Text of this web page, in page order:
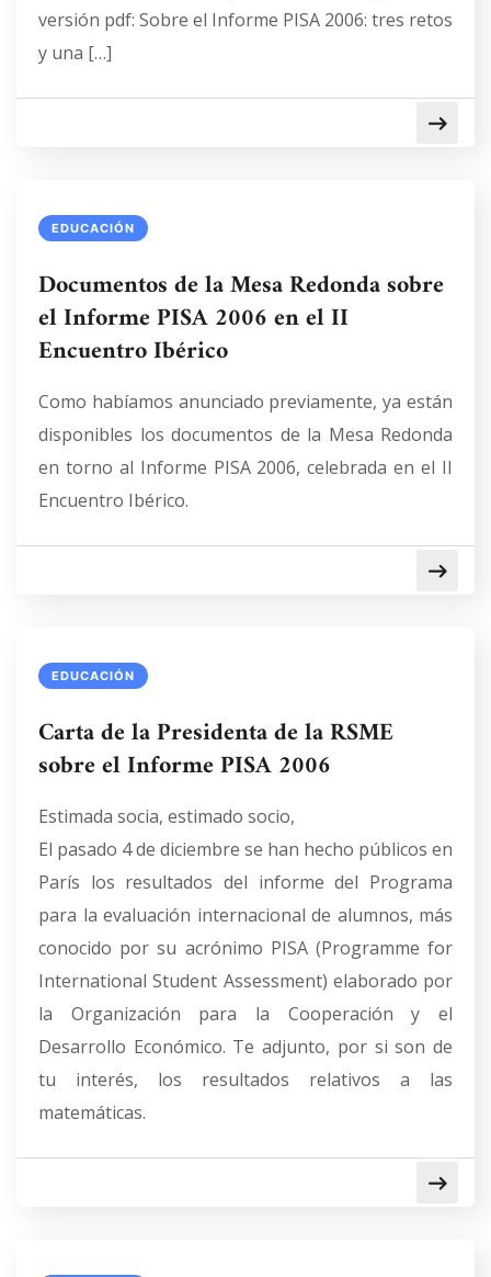
versión pdf: Sobre el Informe PISA 2006: tres retos
y una […]
EDUCACIÓN
Documentos de la Mesa Redonda sobre
el Informe PISA 2006 en el II
Encuentro Ibérico
Como habíamos anunciado previamente, ya están
disponibles los documentos de la Mesa Redonda
en torno al Informe PISA 2006, celebrada en el II
Encuentro Ibérico.
EDUCACIÓN
Carta de la Presidenta de la RSME
sobre el Informe PISA 2006
Estimada socia, estimado socio,
El pasado 4 de diciembre se han hecho públicos en
París los resultados del informe del Programa
para la evaluación internacional de alumnos, más
conocido por su acrónimo PISA (Programme for
International Student Assessment) elaborado por
la Organización para la Cooperación y el
Desarrollo Económico. Te adjunto, por si son de
tu interés, los resultados relativos a las
matemáticas.